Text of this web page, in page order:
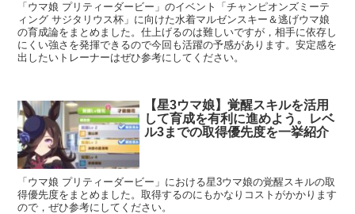
「ウマ娘 プリティーダービー」のイベント「チャンピオンズミーテ
ィング サジタリウス杯」に向けた水着マルゼンスキー＆逃げウマ娘
の育成論をまとめました。仕上げるのは難しいですが，相手に依存し
にくい強さを発揮できるので今回も活躍の予感があります。安定感を
出したいトレーナーはぜひ参考にしてください。
【星3ウマ娘】覚醒スキルを活用
して育成を有利に進めよう。レベ
ル3までの取得優先度を一挙紹介
「ウマ娘 プリティーダービー」における星3ウマ娘の覚醒スキルの取
得優先度をまとめました。取得するのにもかなりコストがかかります
ので，ぜひ参考にしてください。